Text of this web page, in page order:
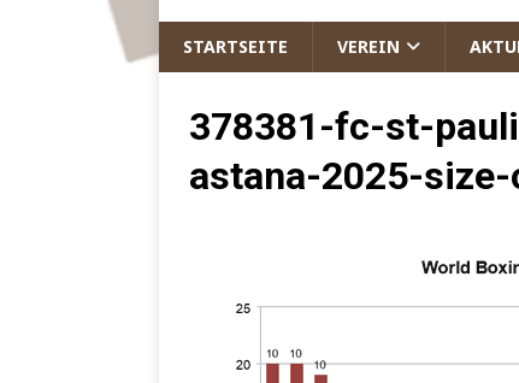
STARTSEITE VEREIN
378381-fc-st-
astana-2025-